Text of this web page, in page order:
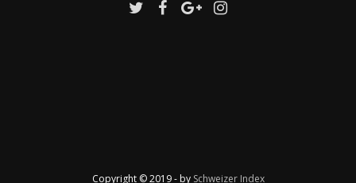
Copyright © 2019 - by Schweizer Index